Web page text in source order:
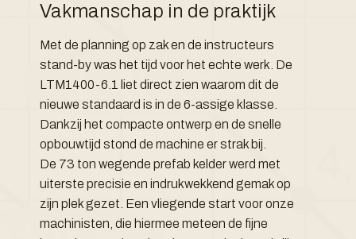
Vakmanschap in de praktijk
Met de planning op zak en de instructeurs
stand-by was het tijd voor het echte werk. De
LTM1400-6.1 liet direct zien waarom dit de
nieuwe standaard is in de 6-assige klasse.
Dankzij het compacte ontwerp en de snelle
opbouwtijd stond de machine er strak bij.
De 73 ton wegende prefab kelder werd met
uiterste precisie en indrukwekkend gemak op
zijn plek gezet. Een vliegende start voor onze
machinisten, die hiermee meteen de fijne